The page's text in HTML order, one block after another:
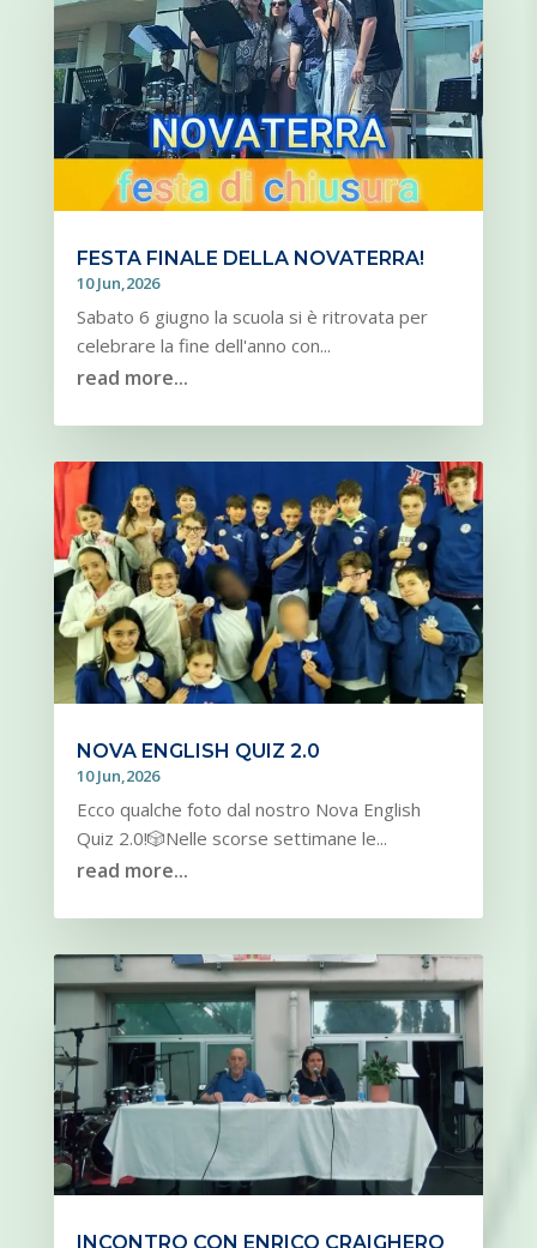
FESTA FINALE DELLA NOVATERRA!
10 Jun,2026
Sabato 6 giugno la scuola si è ritrovata per
celebrare la fine dell'anno con...
read more...
NOVA ENGLISH QUIZ 2.0
10 Jun,2026
Ecco qualche foto dal nostro Nova English
Quiz 2.0!🎲Nelle scorse settimane le...
read more...
INCONTRO CON ENRICO CRAIGHERO